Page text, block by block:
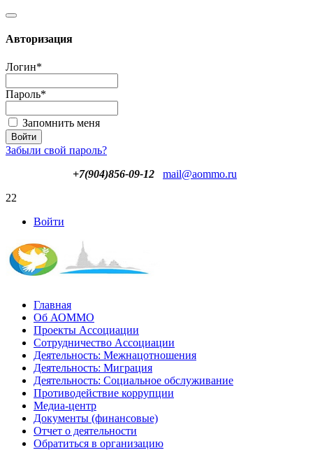
Авторизация
Логин*
Пароль*
Запомнить меня
Забыли свой пароль?
+7(904)856-09-12
mail@aommo.ru
22
Войти
Главная
Об АОММО
Проекты Ассоциации
Сотрудничество Ассоциации
Деятельность: Межнацотношения
Деятельность: Миграция
Деятельность: Социальное обслуживание
Противодействие коррупции
Медиа-центр
Документы (финансовые)
Отчет о деятельности
Обратиться в организацию